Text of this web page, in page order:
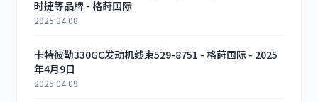
时捷等品牌 - 格莳国际
2025.04.08
卡特彼勒330GC发动机线束529-8751 - 格莳国际 - 2025
年4月9日
2025.04.09